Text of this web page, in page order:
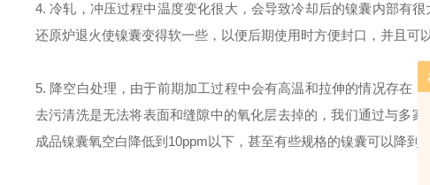
4. 冷轧，冲压过程中温度变化很大，会导致冷却后的镍囊内部有
还原炉退火使镍囊变得软一些，以便后期使用时方便封口，并且可
5. 降空白处理，由于前期加工过程中会有高温和拉伸的情况存在
去污清洗是无法将表面和缝隙中的氧化层去掉的，我们通过与多
成品镍囊氧空白降低到10ppm以下，甚至有些规格的镍囊可以降到